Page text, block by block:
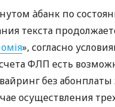
àбанк по
текста
», согласно
ФЛП есть
без абонплаты
осуществления